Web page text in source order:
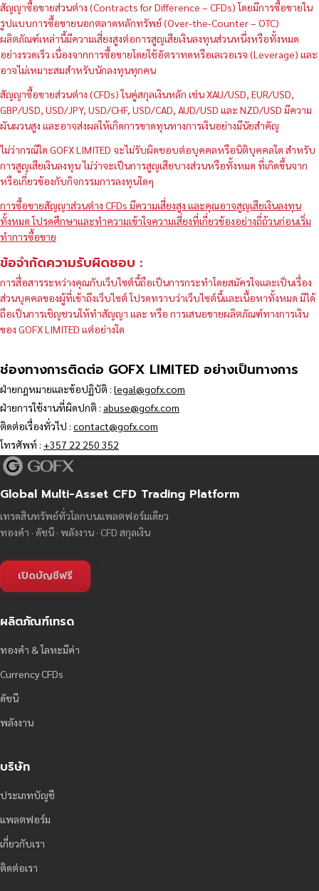
สัญญาซื้อขายส่วนต่าง (Contracts for Difference – CFDs) โดยมีการซื้อขายใน
รูปแบบการซื้อขายนอกตลาดหลักทรัพย์ (Over-the-Counter – OTC)
ผลิตภัณฑ์เหล่านี้มีความเสี่ยงสูงต่อการสูญเสียเงินลงทุนส่วนหนึ่งหรือทั้งหมด
อย่างรวดเร็ว เนื่องจากการซื้อขายโดยใช้อัตราทดหรือเลเวอเรจ (Leverage) และ
อาจไม่เหมาะสมสำหรับนักลงทุนทุกคน
สัญญาซื้อขายส่วนต่าง (CFDs) ในคู่สกุลเงินหลัก เช่น XAU/USD, EUR/USD,
GBP/USD, USD/JPY, USD/CHF, USD/CAD, AUD/USD และ NZD/USD มีความ
ผันผวนสูง และอาจส่งผลให้เกิดการขาดทุนทางการเงินอย่างมีนัยสำคัญ
ไม่ว่ากรณีใด GOFX LIMITED จะไม่รับผิดชอบต่อบุคคลหรือนิติบุคคลใด สำหรับ
การสูญเสียเงินลงทุน ไม่ว่าจะเป็นการสูญเสียบางส่วนหรือทั้งหมด ที่เกิดขึ้นจาก
หรือเกี่ยวข้องกับกิจกรรมการลงทุนใดๆ
การซื้อขายสัญญาส่วนต่าง CFDs มีความเสี่ยงสูง และคุณอาจสูญเสียเงินลงทุน
ทั้งหมด โปรดศึกษาและทำความเข้าใจความเสี่ยงที่เกี่ยวข้องอย่างถี่ถ้วนก่อนเริ่ม
ทำการซื้อขาย
ข้อจำกัดความรับผิดชอบ :
การสื่อสารระหว่างคุณกับเว็บไซต์นี้ถือเป็นการกระทำโดยสมัครใจและเป็นเรื่อง
ส่วนบุคคลของผู้ที่เข้าถึงเว็บไซต์ โปรดทราบว่าเว็บไซต์นี้และเนื้อหาทั้งหมด มิได้
ถือเป็นการเชิญชวนให้ทำสัญญา และ หรือ การเสนอขายผลิตภัณฑ์ทางการเงิน
ของ GOFX LIMITED แต่อย่างใด
ช่องทางการติดต่อ GOFX LIMITED อย่างเป็นทางการ
ฝ่ายกฎหมายและข้อปฏิบัติ : legal@gofx.com
ฝ่ายการใช้งานที่ผิดปกติ : abuse@gofx.com
ติดต่อเรื่องทั่วไป : contact@gofx.com
โทรศัพท์ : +357 22 250 352
Global Multi-Asset CFD Trading Platform
เทรดสินทรัพย์ทั่วโลกบนแพลตฟอร์มเดียว
ทองคำ · ดัชนี · พลังงาน · CFD สกุลเงิน
เปิดบัญชีฟรี
ผลิตภัณฑ์เทรด
ทองคำ & โลหะมีค่า
Currency CFDs
ดัชนี
พลังงาน
บริษัท
ประเภทบัญชี
แพลตฟอร์ม
เกี่ยวกับเรา
ติดต่อเรา